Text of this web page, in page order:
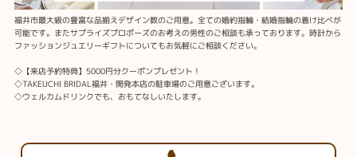
福井市最大級の豊富な品揃えデザイン数のご用意。全ての婚約指輪・結婚指輪の着け比べが
可能です。またサプライズプロポーズのお考えの男性のご相談も承っております。時計から
ファッションジュエリーギフトについてもお気軽にご相談ください。
◇【来店予約特典】5000円分クーポンプレゼント！
◇TAKEUCHI BRIDAL福井・開発本店の駐車場のご用意ございます。
◇ウェルカムドリンクでも、おもてなしいたします。